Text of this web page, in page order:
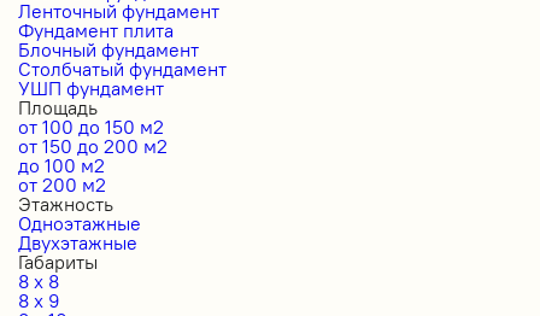
Ленточный фундамент
Фундамент плита
Блочный фундамент
Столбчатый фундамент
УШП фундамент
Площадь
от 100 до 150 м2
от 150 до 200 м2
до 100 м2
от 200 м2
Этажность
Одноэтажные
Двухэтажные
Габариты
8 x 8
8 x 9